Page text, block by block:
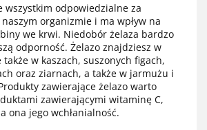
wszystkim odpowiedzialne za
organizmie i ma wpływ na
we krwi. Niedobór żelaza bardzo
odporność. Żelazo znajdziesz w
także w kaszach, suszonych figach,
oraz ziarnach, a także w jarmużu i
zawierające żelazo warto
zawierającymi witaminę C,
ona jego wchłanialność.